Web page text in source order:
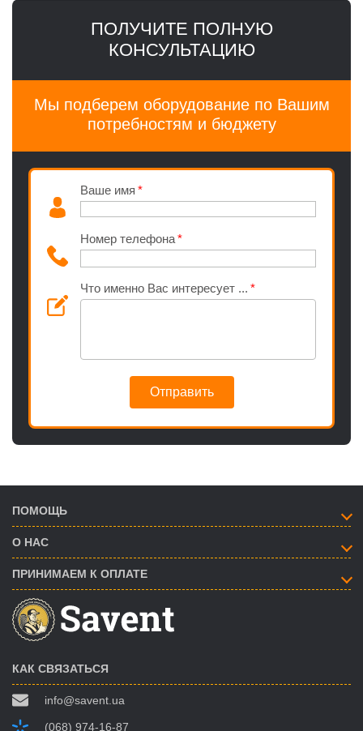
ПОЛУЧИТЕ ПОЛНУЮ
КОНСУЛЬТАЦИЮ
Мы подберем оборудование по Вашим
потребностям и бюджету
Ваше имя
Номер телефона
Что именно Вас интересует ...
Отправить
ПОМОЩЬ
О НАС
ПРИНИМАЕМ К ОПЛАТЕ
КАК СВЯЗАТЬСЯ
info@savent.ua
(068) 974-16-87